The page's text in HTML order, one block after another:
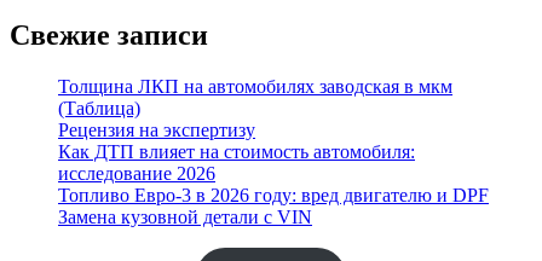
Свежие записи
Толщина ЛКП на автомобилях заводская в мкм
(Таблица)
Рецензия на экспертизу
Как ДТП влияет на стоимость автомобиля:
исследование 2026
Топливо Евро-3 в 2026 году: вред двигателю и DPF
Замена кузовной детали с VIN